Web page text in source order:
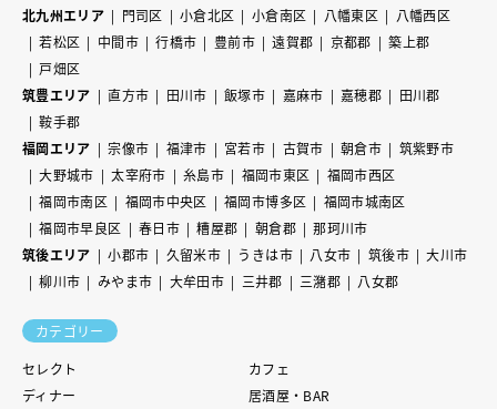
北九州エリア
門司区 小倉北区 小倉南区 八幡東区
八幡西区
若松区
中間市 行橋市 豊前市 遠賀郡 京都郡
築上郡
戸畑区
筑豊エリア
直方市 田川市 飯塚市 嘉麻市 嘉穂郡
田川郡
鞍手郡
福岡エリア
宗像市 福津市 宮若市 古賀市 朝倉市
筑紫野市
大野城市
太宰府市 糸島市 福岡市東区
福岡市西区
福岡市南区
福岡市中央区 福岡市博多区
福岡市城南区
福岡市早良区
春日市 糟屋郡 朝倉郡
那珂川市
筑後エリア
小郡市 久留米市 うきは市 八女市 筑後市
大川市
柳川市
みやま市 大牟田市 三井郡 三潴郡 八女郡
カテゴリー
セレクト
カフェ
ディナー
居酒屋・BAR